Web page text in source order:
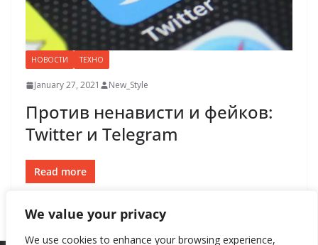
We value your privacy
We use cookies to enhance your browsing experience,
НОВОСТИ ТЕХНО
January 27, 2021 New_Style
Против ненависти и фейков:
Twitter и Telegram
Read more